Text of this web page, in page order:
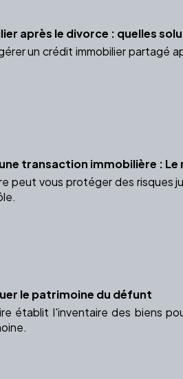
après le divorce : quelles
un crédit immobilier partagé
transaction immobilière :
peut vous protéger des risques
le patrimoine du défunt
établit l'inventaire des biens